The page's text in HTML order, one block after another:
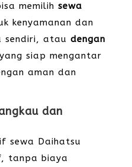
memilih sewa
kenyamanan dan
sendiri, atau dengan
yang siap mengantar
aman dan
dan
sewa Daihatsu
tanpa biaya